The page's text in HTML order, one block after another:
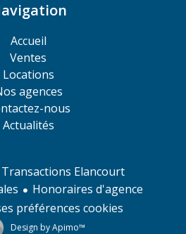
Accueil
Ventes
Locations
agences
nous
Actualités
Elancourt
Honoraires d'agence
préférences cookies
Design byApimo™